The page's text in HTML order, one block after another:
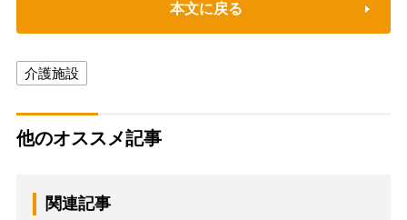
本文に戻る
介護施設
他のオススメ記事
関連記事